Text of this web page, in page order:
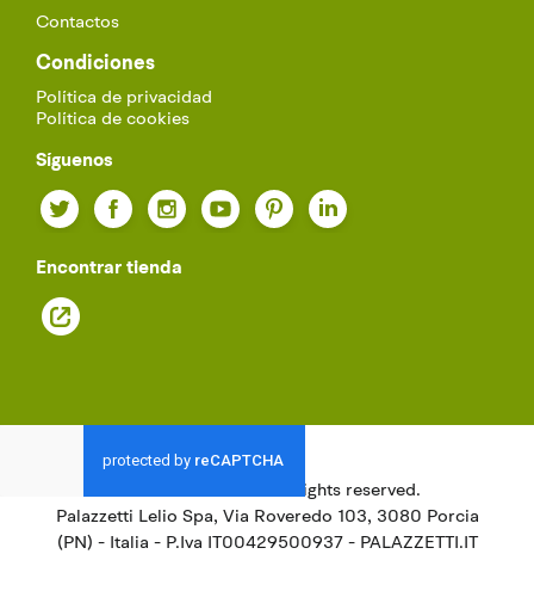
Contactos
Condiciones
Política de privacidad
Política de cookies
Síguenos
Facebook
Twitter YouTubePinterest
Instagram
Encontrar tienda
All rights reserved.
Palazzetti Lelio Spa, Via Roveredo 103, 3080 Porcia
(PN) - Italia - P.Iva IT00429500937 - PALAZZETTI.IT